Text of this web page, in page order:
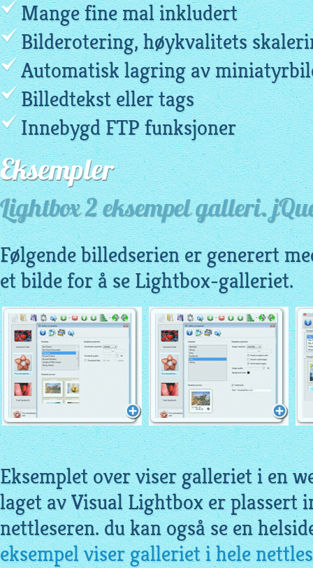
Mange fine mal inkludert
Bilderotering, høykvalitets
Automatisk lagring av
Billedtekst eller tags
Innebygd FTP funksjoner
Eksempler
Lightbox 2 eksempel galleri.
Følgende billedserien er generert
et bilde for å se Lightbox-galleriet.
Eksemplet over viser galleriet i en
laget av Visual Lightbox er plassert
nettleseren. du kan også se en
eksempel viser galleriet i hele